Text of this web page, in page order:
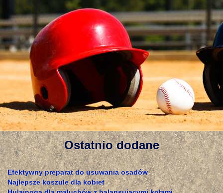
Ostatnio dodane
Efektywny preparat do usuwania osadów
Najlepsze koszule dla kobiet